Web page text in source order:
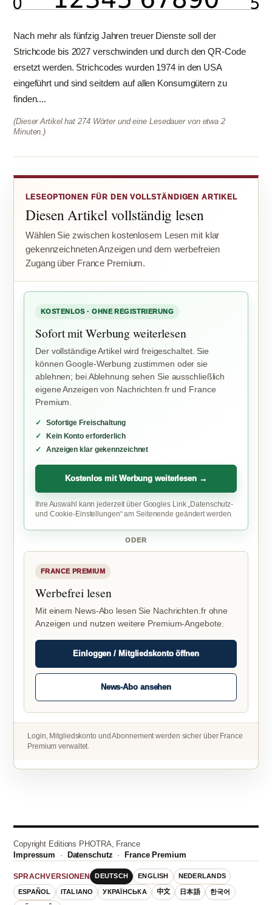
Nach mehr als fünfzig Jahren treuer Dienste soll der
Strichcode bis 2027 verschwinden und durch den QR-Code
ersetzt werden. Strichcodes wurden 1974 in den USA
eingeführt und sind seitdem auf allen Konsumgütern zu
finden....
(Dieser Artikel hat 274 Wörter und eine Lesedauer von etwa 2
Minuten.)
LESEOPTIONEN FÜR DEN VOLLSTÄNDIGEN ARTIKEL
Diesen Artikel vollständig lesen
Wählen Sie zwischen kostenlosem Lesen mit klar
gekennzeichneten Anzeigen und dem werbefreien
Zugang über France Premium.
KOSTENLOS · OHNE REGISTRIERUNG
Sofort mit Werbung weiterlesen
Der vollständige Artikel wird freigeschaltet. Sie
können Google-Werbung zustimmen oder sie
ablehnen; bei Ablehnung sehen Sie ausschließlich
eigene Anzeigen von Nachrichten.fr und France
Premium.
Sofortige Freischaltung
Kein Konto erforderlich
Anzeigen klar gekennzeichnet
Kostenlos mit Werbung weiterlesen →
Ihre Auswahl kann jederzeit über Googles Link „Datenschutz-
und Cookie-Einstellungen“ am Seitenende geändert werden.
ODER
FRANCE PREMIUM
Werbefrei lesen
Mit einem News-Abo lesen Sie Nachrichten.fr ohne
Anzeigen und nutzen weitere Premium-Angebote.
Einloggen / Mitgliedskonto öffnen
News-Abo ansehen
Login, Mitgliedskonto und Abonnement werden sicher über France
Premium verwaltet.
Copyright Editions PHOTRA, France
Impressum · Datenschutz · France Premium
SPRACHVERSIONEN DEUTSCH ENGLISH NEDERLANDS
ESPAÑOL ITALIANO УКРАЇНСЬКА 中文 日本語 한국어